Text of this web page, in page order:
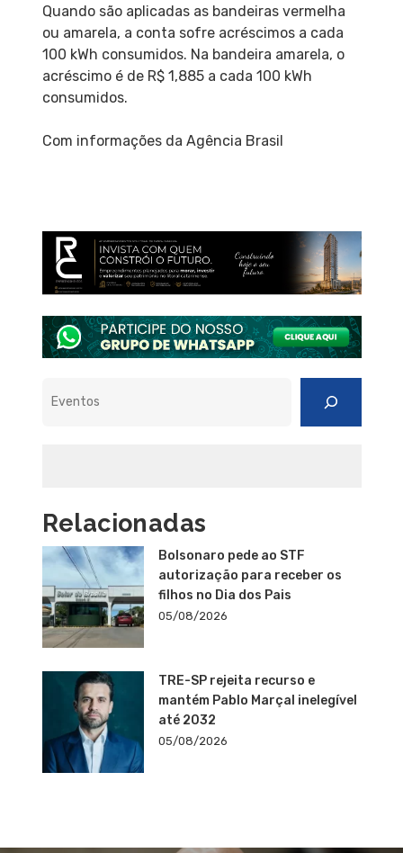
Quando são aplicadas as bandeiras vermelha
ou amarela, a conta sofre acréscimos a cada
100 kWh consumidos. Na bandeira amarela, o
acréscimo é de R$ 1,885 a cada 100 kWh
consumidos.
Com informações da Agência Brasil
Relacionadas
Bolsonaro pede ao STF
autorização para receber os
filhos no Dia dos Pais
05/08/2026
TRE-SP rejeita recurso e
mantém Pablo Marçal inelegível
até 2032
05/08/2026